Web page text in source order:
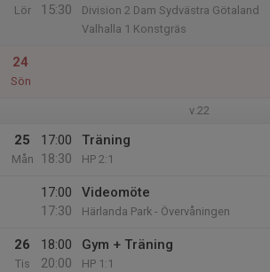
Lör
15:30
Division 2 Dam Sydvästra Götaland
Valhalla 1 Konstgräs
24
Sön
v.22
25
Mån
17:00
18:30
Träning
HP 2:1
17:00
17:30
Videomöte
Härlanda Park - Övervåningen
26
Tis
18:00
20:00
Gym + Träning
HP 1:1